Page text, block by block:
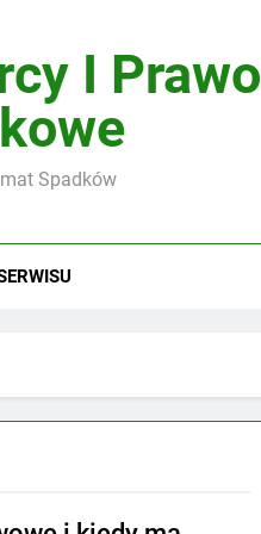
I Prawo
Spadków